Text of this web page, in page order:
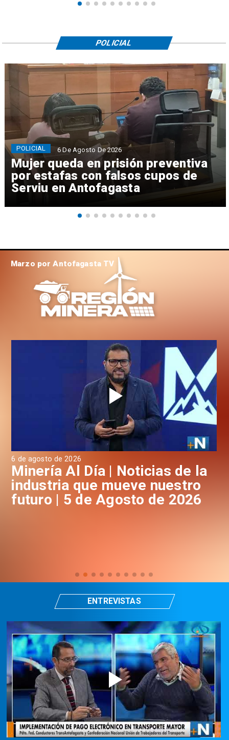
Mujer queda en prisión preventiva
por estafas con falsos cupos de
Serviu en Antofagasta
POLICIAL 6 De Agosto De 2026
POLICIAL
6 de agosto de 2026
Minería Al Día | Noticias de la
industria que mueve nuestro
futuro | 5 de Agosto de 2026
Marzo por Antofagasta TV
ENTREVISTAS